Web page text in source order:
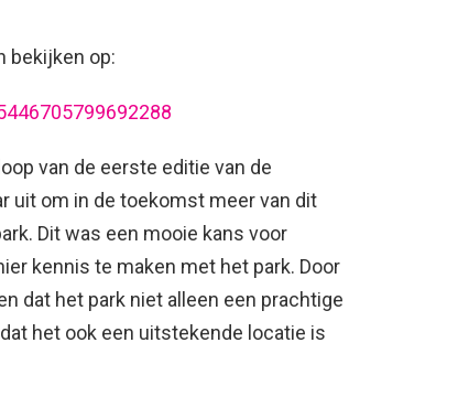
bekijken op:
van de eerste editie van de
uit om in de toekomst meer van dit
Dit was een mooie kans voor
kennis te maken met het park. Door
dat het park niet alleen een prachtige
het ook een uitstekende locatie is